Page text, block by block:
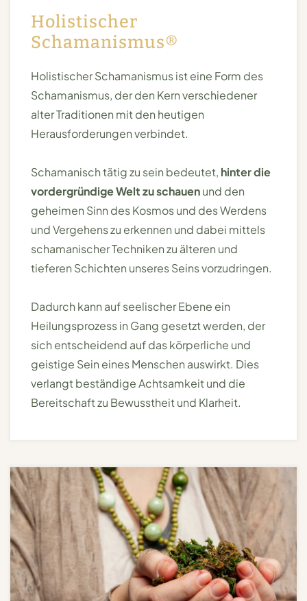
Holistischer
Schamanismus®
Holistischer Schamanismus ist eine Form des
Schamanismus, der den Kern verschiedener
alter Traditionen mit den heutigen
Herausforderungen verbindet.
Schamanisch tätig zu sein bedeutet, hinter die
vordergründige Welt zu schauenund den
geheimen Sinn des Kosmos und des Werdens
und Vergehens zu erkennen und dabei mittels
schamanischer Techniken zu älteren und
tieferen Schichten unseres Seins vorzudringen.
Dadurch kann auf seelischer Ebene ein
Heilungsprozess in Gang gesetzt werden, der
sich entscheidend auf das körperliche und
geistige Sein eines Menschen auswirkt. Dies
verlangt beständige Achtsamkeit und die
Bereitschaft zu Bewusstheit und Klarheit.